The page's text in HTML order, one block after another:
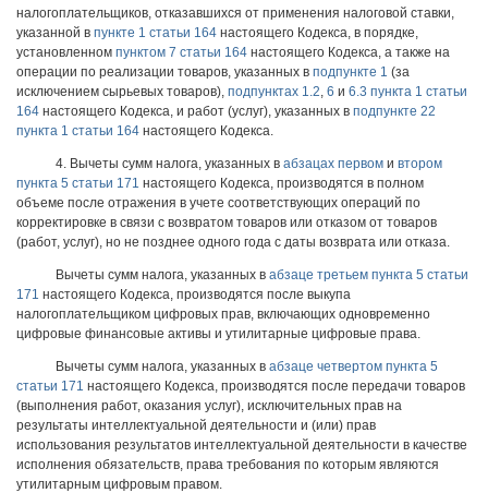
налогоплательщиков, отказавшихся от применения налоговой ставки,
указанной в пункте 1 статьи 164 настоящего Кодекса, в порядке,
установленном пунктом 7 статьи 164 настоящего Кодекса, а также на
операции по реализации товаров, указанных в подпункте 1 (за
исключением сырьевых товаров), подпунктах 1.2, 6 и 6.3 пункта 1 статьи
164 настоящего Кодекса, и работ (услуг), указанных в подпункте 22
пункта 1 статьи 164 настоящего Кодекса.
4. Вычеты сумм налога, указанных в абзацах первом и втором
пункта 5 статьи 171 настоящего Кодекса, производятся в полном
объеме после отражения в учете соответствующих операций по
корректировке в связи с возвратом товаров или отказом от товаров
(работ, услуг), но не позднее одного года с даты возврата или отказа.
Вычеты сумм налога, указанных в абзаце третьем пункта 5 статьи
171 настоящего Кодекса, производятся после выкупа
налогоплательщиком цифровых прав, включающих одновременно
цифровые финансовые активы и утилитарные цифровые права.
Вычеты сумм налога, указанных в абзаце четвертом пункта 5
статьи 171 настоящего Кодекса, производятся после передачи товаров
(выполнения работ, оказания услуг), исключительных прав на
результаты интеллектуальной деятельности и (или) прав
использования результатов интеллектуальной деятельности в качестве
исполнения обязательств, права требования по которым являются
утилитарным цифровым правом.